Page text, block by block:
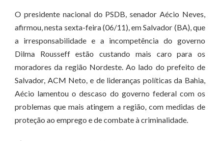
O presidente nacional do PSDB, senador Aécio Neves,
afirmou, nesta sexta-feira (06/11), em Salvador (BA), que
a irresponsabilidade e a incompetência do governo
Dilma Rousseff estão custando mais caro para os
moradores da região Nordeste. Ao lado do prefeito de
Salvador, ACM Neto, e de lideranças políticas da Bahia,
Aécio lamentou o descaso do governo federal com os
problemas que mais atingem a região, com medidas de
proteção ao emprego e de combate à criminalidade.